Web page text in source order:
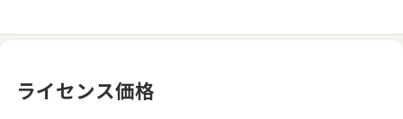
ライセンス価格